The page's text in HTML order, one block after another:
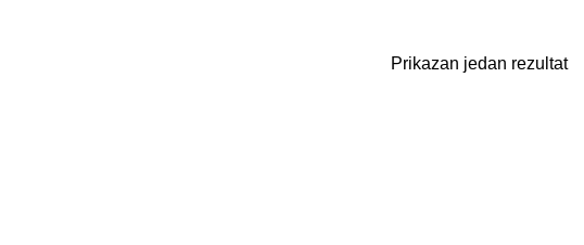
Prikazan jedan rezultat